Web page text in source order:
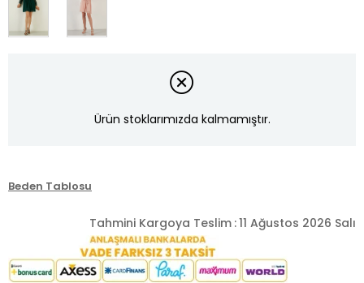
Ürün stoklarımızda kalmamıştır.
Beden Tablosu
Tahmini Kargoya Teslim :11 Ağustos 2026 Salı